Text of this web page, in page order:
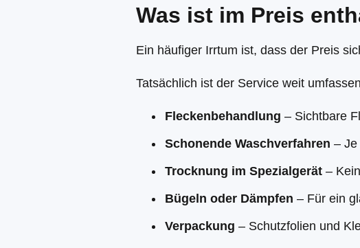
Was ist im Preis
Ein häufiger Irrtum ist, dass der Preis
Tatsächlich ist der Service weit
Fleckenbehandlung – Sichtbare
Schonende Waschverfahren – Je
Trocknung im Spezialgerät –
Bügeln oder Dämpfen – Für ein
Verpackung – Schutzfolien und